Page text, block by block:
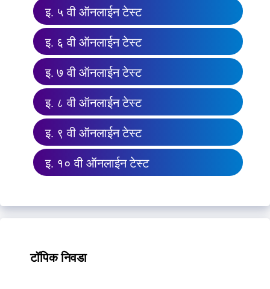
इ. ५ वी ऑनलाईन टेस्ट
इ. ६ वी ऑनलाईन टेस्ट
इ. ७ वी ऑनलाईन टेस्ट
इ. ८ वी ऑनलाईन टेस्ट
इ. ९ वी ऑनलाईन टेस्ट
इ. १० वी ऑनलाईन टेस्ट
टॉपिक निवडा